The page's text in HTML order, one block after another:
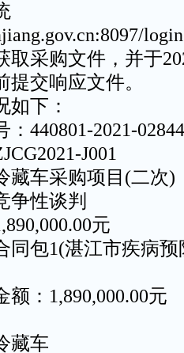
取采购文件，并于
交响应文件。
下：
440801-2021-02844
J001
车采购项目(二次)
性谈判
元
包1(湛江市疾病预
：1,890,000.00元
车